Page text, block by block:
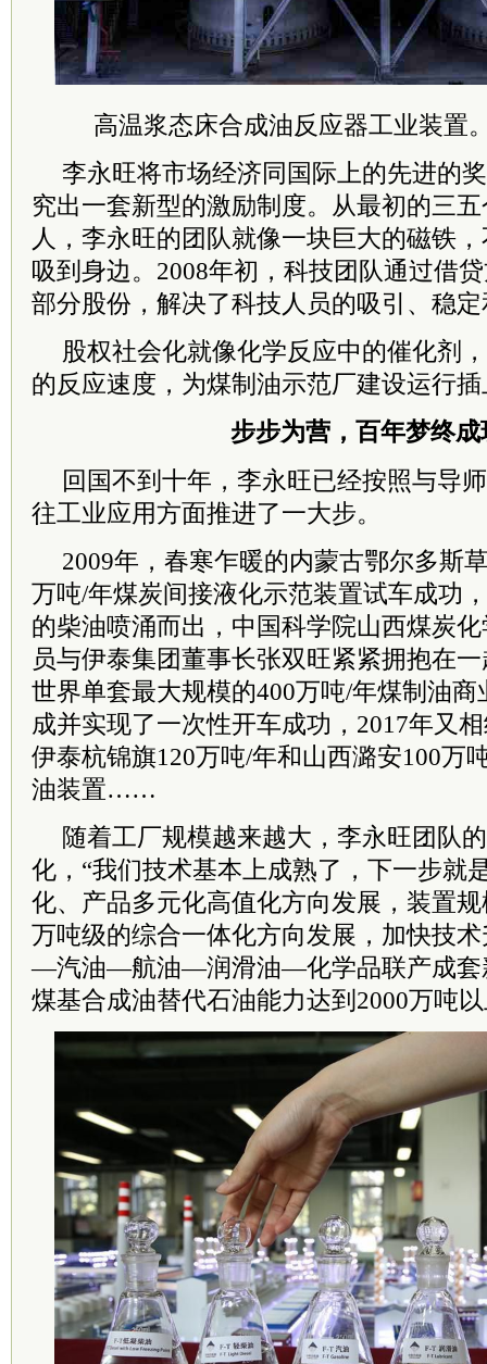
高温浆态床合成油反应器工业装置
李永旺将市场经济同国际上的先进的
究出一套新型的激励制度。从最初的三
人，李永旺的团队就像一块巨大的磁铁
吸到身边。2008年初，科技团队通过借
部分股份，解决了科技人员的吸引、稳
股权社会化就像化学反应中的催化剂
的反应速度，为煤制油示范厂建设运行
步步为营，百年梦终成
回国不到十年，李永旺已经按照与导
往工业应用方面推进了一大步。
2009年，春寒乍暖的内蒙古鄂尔多斯
万吨/年煤炭间接液化示范装置试车成功
的柴油喷涌而出，中国科学院山西煤炭
员与伊泰集团董事长张双旺紧紧拥抱在
世界单套最大规模的400万吨/年煤制油
成并实现了一次性开车成功，2017年又
伊泰杭锦旗120万吨/年和山西潞安100万
油装置……
随着工厂规模越来越大，李永旺团队
化，“我们技术基本上成熟了，下一步就
化、产品多元化高值化方向发展，装置
万吨级的综合一体化方向发展，加快技
—汽油—航油—润滑油—化学品联产成套
煤基合成油替代石油能力达到2000万吨